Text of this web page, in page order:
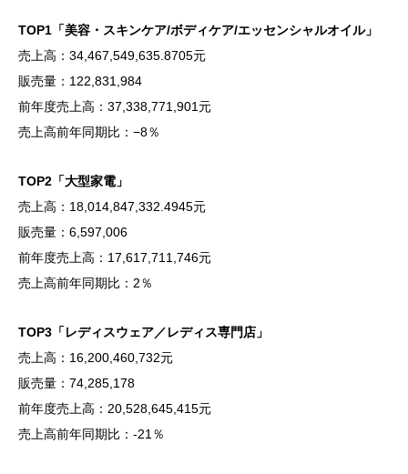
TOP1「美容・スキンケア/ボディケア/エッセンシャルオイル」
売上高：34,467,549,635.8705元
販売量：122,831,984
前年度売上高：37,338,771,901元
売上高前年同期比：−8％
TOP2「大型家電」
売上高：18,014,847,332.4945元
販売量：6,597,006
前年度売上高：17,617,711,746元
売上高前年同期比：2％
TOP3「レディスウェア／レディス専門店」
売上高：16,200,460,732元
販売量：74,285,178
前年度売上高：20,528,645,415元
売上高前年同期比：-21％